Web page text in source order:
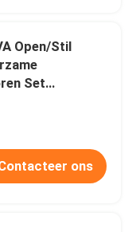
Open/Stil
Set
ons